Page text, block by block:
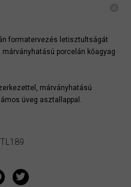
formatervezés letisztultságát
porcelán kőagyag
márványhatású
üveg asztallappal.